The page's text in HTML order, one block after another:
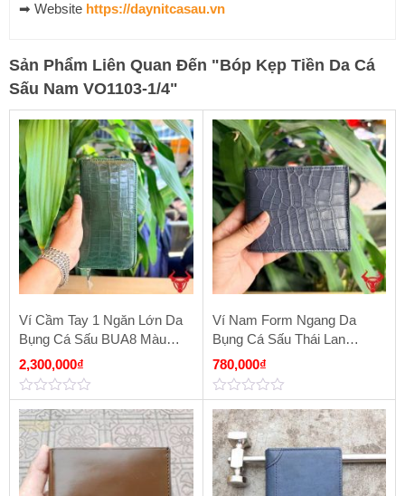
➡ Website https://daynitcasau.vn
Sản Phẩm Liên Quan Đến "Bóp Kẹp Tiền Da Cá
Sấu Nam VO1103-1/4"
Ví Cầm Tay 1 Ngăn Lớn Da
Bụng Cá Sấu BUA8 Màu
Xanh Lá
2,300,000₫
0
out
of
5
Ví Nam Form Ngang Da
Bụng Cá Sấu Thái Lan
VBA8-TL Màu Xanh Nhạt
780,000₫
0
out
of
5